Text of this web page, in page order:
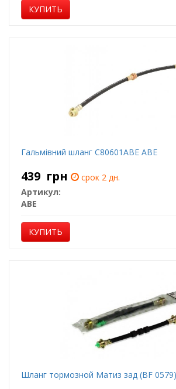
КУПИТЬ
Гальмівний шланг C80601ABE ABE
439 грн
срок 2 дн.
Артикул:
ABE
КУПИТЬ
Шланг тормозной Матиз зад (BF